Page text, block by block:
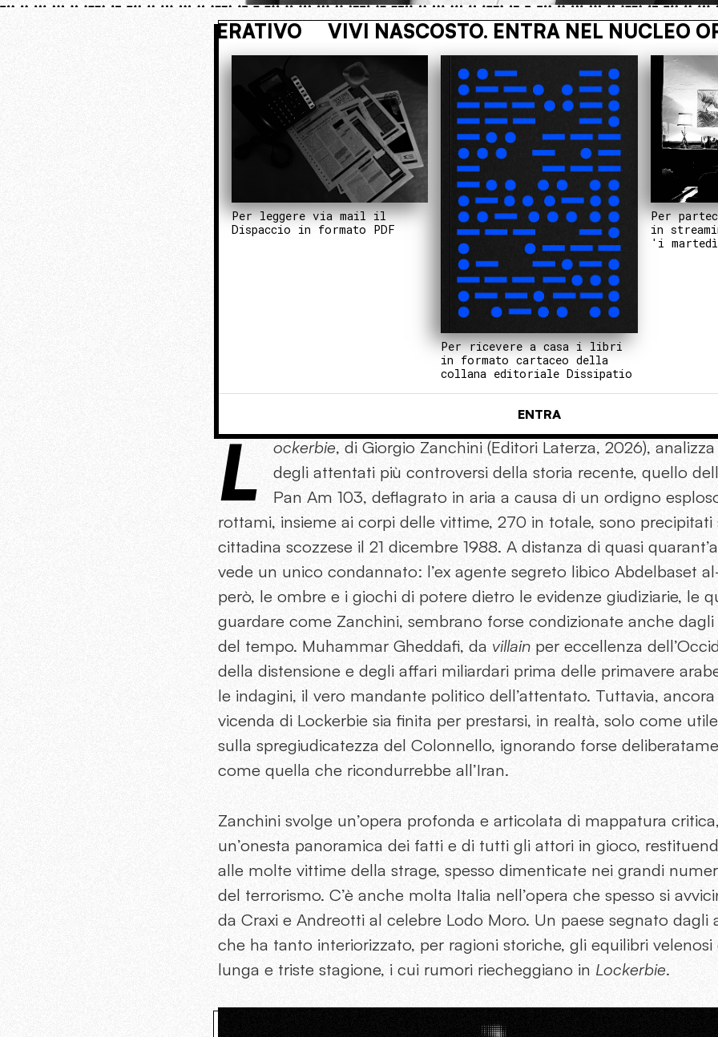
NASCOSTO. ENTRA NEL NUCLEO OPERATIVO VIVI NASCOSTO.
Per leggere via mail il
Dispaccio in formato PDF
Per ricevere a casa i libri
in formato cartaceo della
collana editoriale Dissipatio
Per
in
'i
ENTRA
L ockerbie, di Giorgio Zanchini (Editori Laterza, 2026),
degli attentati più controversi della storia recente, quello
Pan Am 103, deflagrato in aria a causa di un ordigno
rottami, insieme ai corpi delle vittime, 270 in totale, sono precipitati
cittadina scozzese il 21 dicembre 1988. A distanza di quasi
vede un unico condannato: l’ex agente segreto libico Abdelbaset
però, le ombre e i giochi di potere dietro le evidenze giudiziarie, le
guardare come Zanchini, sembrano forse condizionate anche
del tempo. Muhammar Gheddafi, da villain per eccellenza
della distensione e degli affari miliardari prima delle primavere
le indagini, il vero mandante politico dell’attentato. Tuttavia,
vicenda di Lockerbie sia finita per prestarsi, in realtà, solo come
sulla spregiudicatezza del Colonnello, ignorando forse
come quella che ricondurrebbe all’Iran.
Zanchini svolge un’opera profonda e articolata di mappatura
un’onesta panoramica dei fatti e di tutti gli attori in gioco,
alle molte vittime della strage, spesso dimenticate nei grandi
del terrorismo. C’è anche molta Italia nell’opera che spesso si
da Craxi e Andreotti al celebre Lodo Moro. Un paese segnato dagli
che ha tanto interiorizzato, per ragioni storiche, gli equilibri
lunga e triste stagione, i cui rumori riecheggiano in Lockerbie.